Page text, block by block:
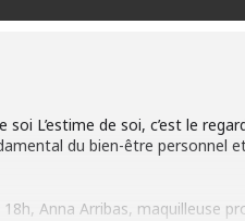
L’estime de soi, c’est le
du bien-être personnel
Anna Arribas, maquilleuse